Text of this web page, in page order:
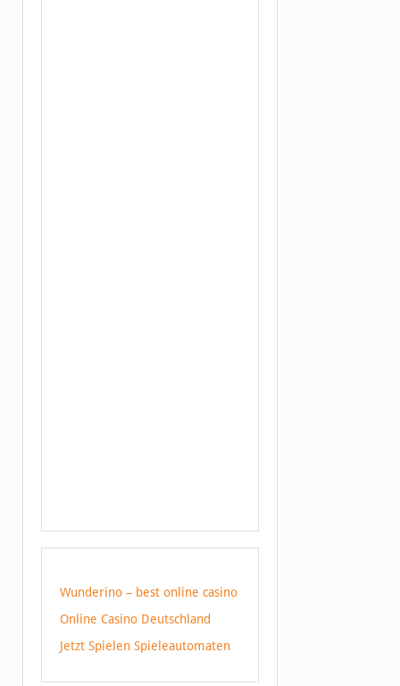
Wunderino – best online casino
Online Casino Deutschland
Jetzt Spielen Spieleautomaten